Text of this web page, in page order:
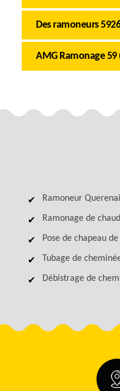
Des ramoneurs
AMG Ramonage
Ramoneur
Ramonage de
Pose de chapeau
Tubage de
Débistrage de